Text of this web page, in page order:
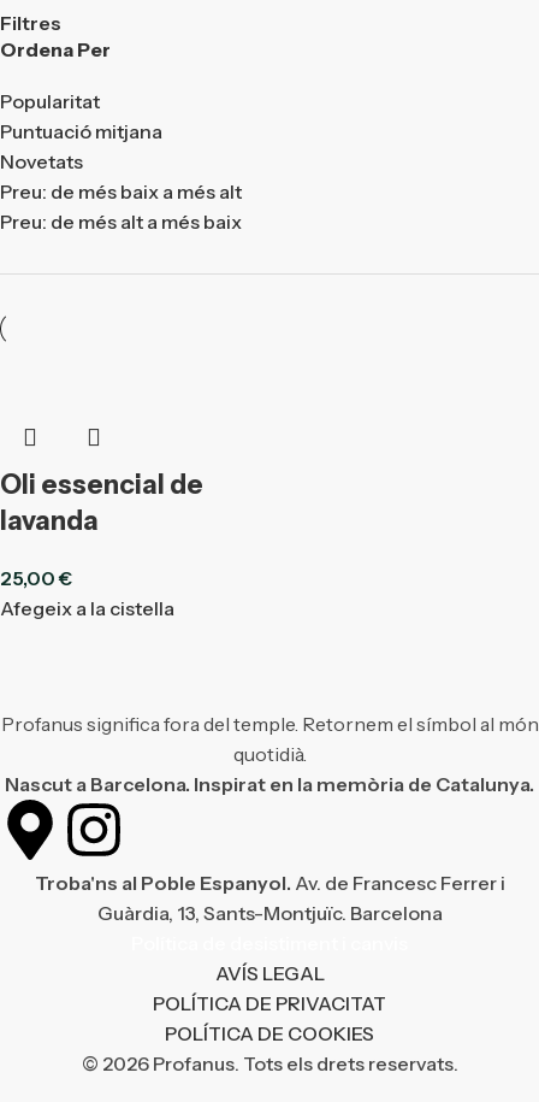
Filtres
Ordena Per
Popularitat
Puntuació mitjana
Novetats
Preu: de més baix a més alt
Preu: de més alt a més baix
Oli essencial de
lavanda
25,00€
Afegeix a la cistella
Profanus significa fora del temple. Retornem el símbol al món
quotidià.
Nascut a Barcelona. Inspirat en la memòria de Catalunya.
Troba'ns al Poble Espanyol. Av. de Francesc Ferrer i
Guàrdia, 13, Sants-Montjuïc. Barcelona
AVÍS LEGAL
POLÍTICA DE PRIVACITAT
POLÍTICA DE COOKIES
© 2026 Profanus. Tots els drets reservats.